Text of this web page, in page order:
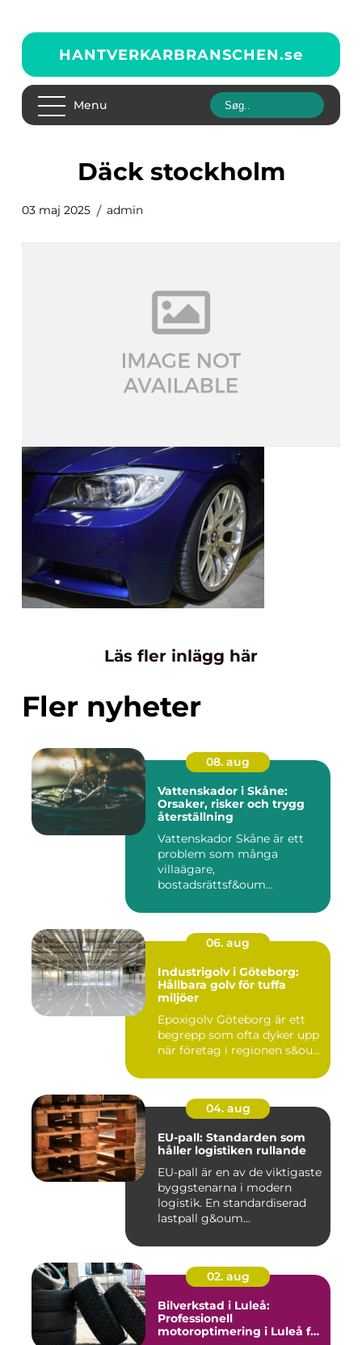
HANTVERKARBRANSCHEN.se
Menu
däck stockholm
03 maj 2025 admin
Läs fler inlägg här
Fler nyheter
08. aug
Vattenskador i Skåne:
Orsaker, risker och trygg
återställning
Vattenskador Skåne är ett
problem som många
villaägare,
bostadsrättsf&oum...
06. aug
Industrigolv i Göteborg:
Hållbara golv för tuffa
miljöer
Epoxigolv Göteborg är ett
begrepp som ofta dyker upp
när företag i regionen s&ou...
04. aug
EU-pall: Standarden som
håller logistiken rullande
EU-pall är en av de viktigaste
byggstenarna i modern
logistik. En standardiserad
lastpall g&oum...
02. aug
Bilverkstad i Luleå:
Professionell
motoroptimering i Luleå för